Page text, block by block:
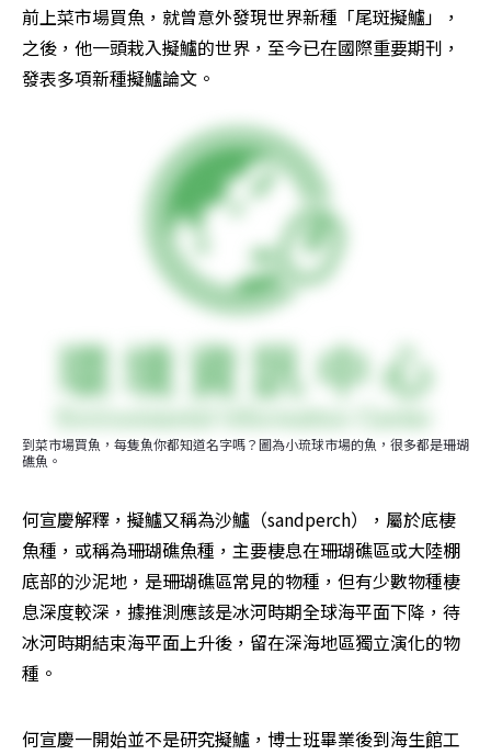
前上菜市場買魚，就曾意外發現世界新種「尾斑擬鱸」，
之後，他一頭栽入擬鱸的世界，至今已在國際重要期刊，
發表多項新種擬鱸論文。
到菜市場買魚，每隻魚你都知道名字嗎？圖為小琉球市場的魚，很多都是珊瑚
礁魚。
何宣慶解釋，擬鱸又稱為沙鱸（sandperch），屬於底棲
魚種，或稱為珊瑚礁魚種，主要棲息在珊瑚礁區或大陸棚
底部的沙泥地，是珊瑚礁區常見的物種，但有少數物種棲
息深度較深，據推測應該是冰河時期全球海平面下降，待
冰河時期結束海平面上升後，留在深海地區獨立演化的物
種。
何宣慶一開始並不是研究擬鱸，博士班畢業後到海生館工